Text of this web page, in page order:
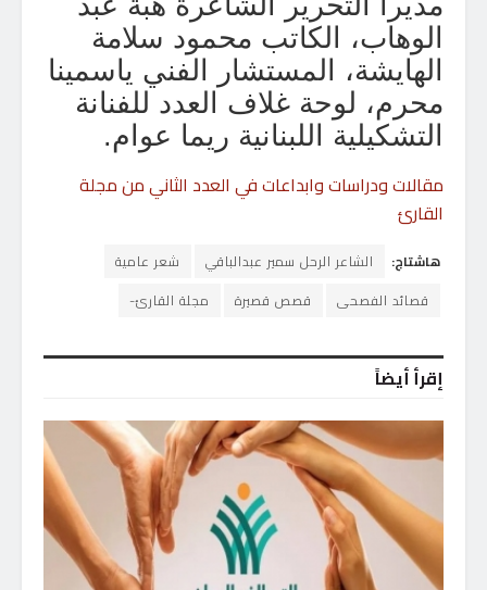
الوهاب، الكاتب محمود سلامة
الهايشة، المستشار الفني ياسمينا
محرم، لوحة غلاف العدد للفنانة
التشكيلية اللبنانية ريما عوام.
مقالات ودراسات وابداعات في العدد الثاني من مجلة
القارئ
هاشتاج: الشاعر الرحل سمير عبدالباقي
شعر عامية
قصائد الفصحى
قصص قصيرة مجلة القارئ-
إقرأ أيضاً